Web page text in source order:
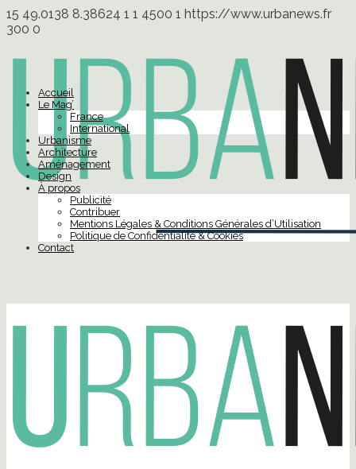
15 49.0138 8.38624 1 1 4500 1 https://www.urbanews.fr
300 0
Accueil
Le Mag’
France
International
Urbanisme
Architecture
Aménagement
Design
À propos
Publicité
Contribuer
Mentions Légales & Conditions Générales d’Utilisation
Politique de Confidentialité & Cookies
Contact